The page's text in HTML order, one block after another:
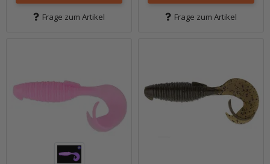
Frage zum Artikel Frage zum Artikel